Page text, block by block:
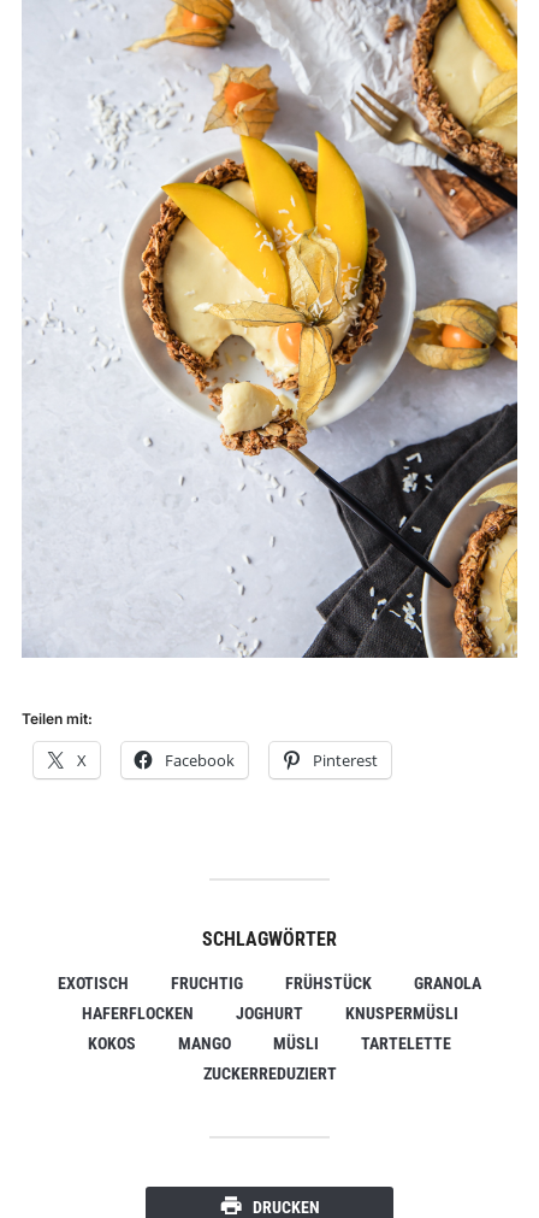
Teilen mit:
X Facebook Pinterest
SCHLAGWÖRTER
EXOTISCH FRUCHTIG FRÜHSTÜCK
GRANOLA
HAFERFLOCKEN
JOGHURT
KNUSPERMÜSLI
KOKOS
MANGO MÜSLI
TARTELETTE
ZUCKERREDUZIERT
DRUCKEN